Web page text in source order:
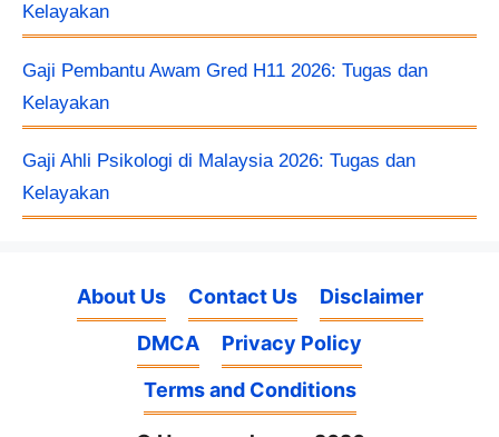
Kelayakan
Gaji Pembantu Awam Gred H11 2026: Tugas dan
Kelayakan
Gaji Ahli Psikologi di Malaysia 2026: Tugas dan
Kelayakan
About Us Contact Us
Disclaimer
DMCA
Privacy Policy
Terms and Conditions